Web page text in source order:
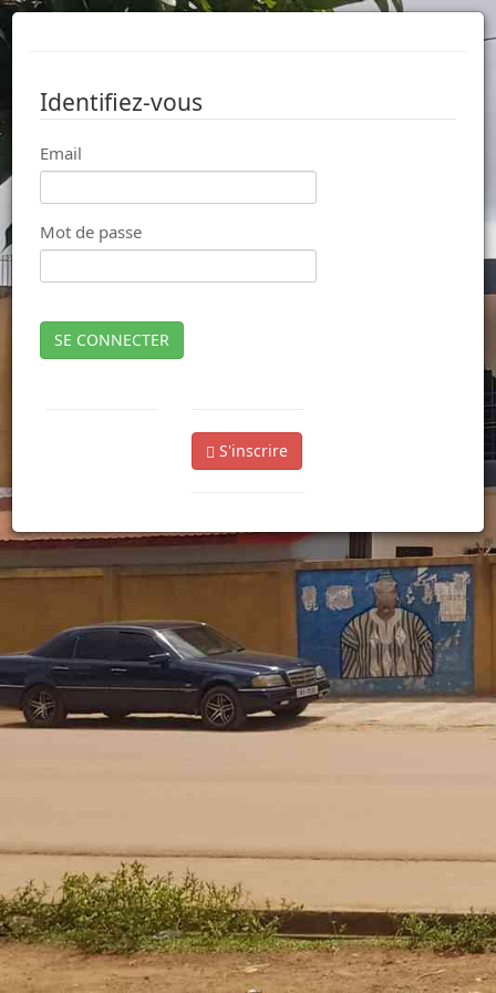
Identifiez-vous
Email
Mot de passe
SE CONNECTER
S'inscrire